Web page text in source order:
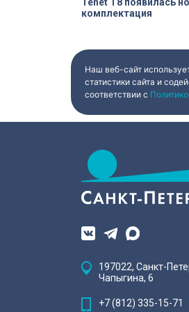
комплектация
Наш веб-сайт
статистики сайта и
соответствии с
197022, Санкт-
Чапыгина, 6
+7 (812) 335-15-71